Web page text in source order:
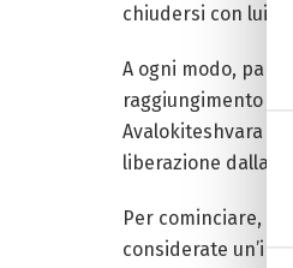
chiudersi con lui.
A ogni modo,
raggiungimento
Avalokiteshvara
liberazione dalla
Per cominciare, al
considerate